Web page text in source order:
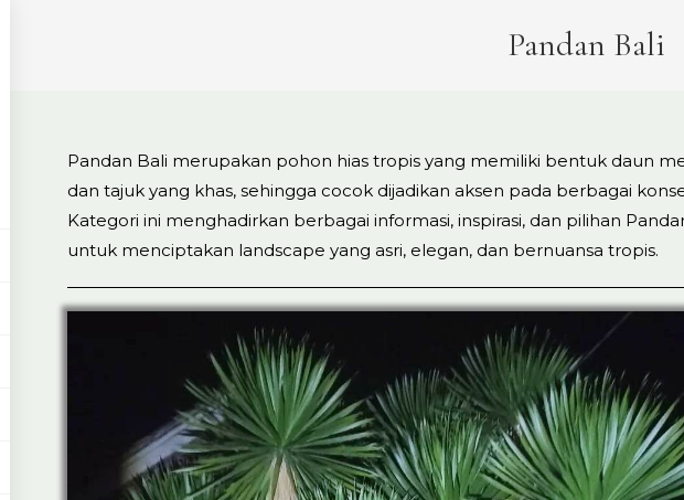
Pandan Bali
Pandan Bali merupakan pohon hias tropis yang memiliki bentuk daun
dan tajuk yang khas, sehingga cocok dijadikan aksen pada berbagai
Kategori ini menghadirkan berbagai informasi, inspirasi, dan pilihan
untuk menciptakan landscape yang asri, elegan, dan bernuansa tropis.